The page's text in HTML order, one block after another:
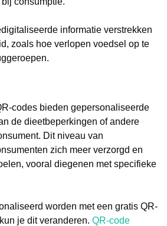
informatie verstrekken
zoals hoe verlopen voedsel op te
codes bieden gepersonaliseerde
de dieetbeperkingen of andere
Dit niveau van
zich meer verzorgd en
vooral diegenen met specifieke
worden met een gratis QR-
je dit veranderen. QR-code